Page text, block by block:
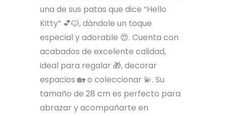
una de sus patas que dice “Hello
Kitty” 💕🐱, dándole un toque
especial y adorable 😍. Cuenta con
acabados de excelente calidad,
ideal para regalar 🎁, decorar
espacios 🏡 o coleccionar 💫. Su
tamaño de 28 cm es perfecto para
abrazar y acompañarte en